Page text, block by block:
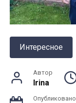
Интересное
Автор
Irina
Опубликовано